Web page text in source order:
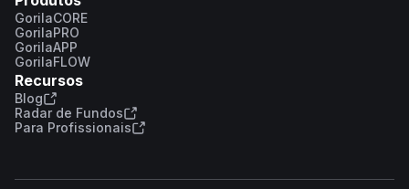
GorilaCORE
GorilaPRO
GorilaAPP
GorilaFLOW
Recursos
Blog
Radar de Fundos
Para Profissionais